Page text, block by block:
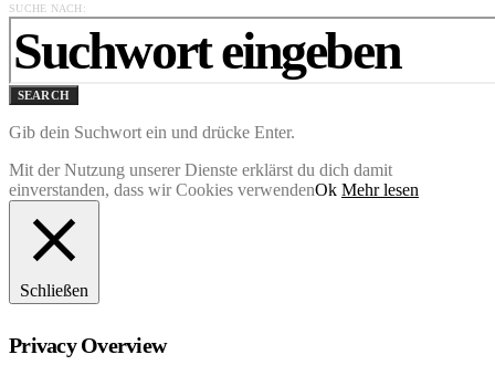
SUCHE NACH:
SEARCH
Gib dein Suchwort ein und drücke Enter.
Mit der Nutzung unserer Dienste erklärst du dich damit
einverstanden, dass wir Cookies verwendenOk Mehr lesen
Schließen
Privacy Overview